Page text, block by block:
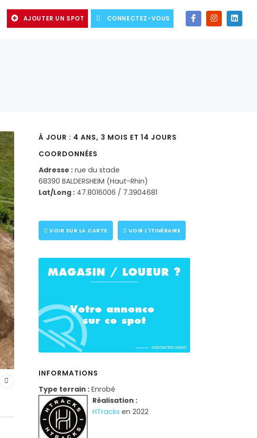
AJOUTER UN SPOT CONNECTEZ-VOUS
À JOUR : 4 ANS, 3 MOIS ET 14 JOURS
COORDONNÉES
Adresse : rue du stade
68390 BALDERSHEIM (Haut-Rhin)
Lat/Long : 47.8016006 / 7.3904681
VOIR SUR LA CARTE VOIR L'ITINÉRAIRE
INFORMATIONS
Type terrain : Enrobé
Réalisation :
HTracks en 2022